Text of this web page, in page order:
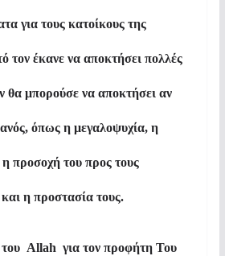
για τους κατοίκους της
τον έκανε να αποκτήσει πολλές
θα μπορούσε να αποκτήσει αν
όπως η μεγαλοψυχία, η
προσοχή του προς τους
η προστασία τους.
Allah για τον προφήτη Του